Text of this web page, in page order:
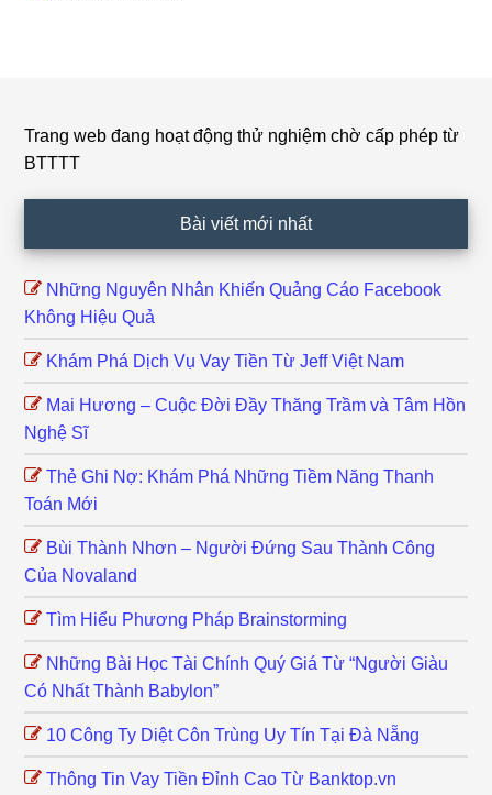
Footer
Trang web đang hoạt động thử nghiệm chờ cấp phép từ
BTTTT
Bài viết mới nhất
Những Nguyên Nhân Khiến Quảng Cáo Facebook
Không Hiệu Quả
Khám Phá Dịch Vụ Vay Tiền Từ Jeff Việt Nam
Mai Hương – Cuộc Đời Đầy Thăng Trầm và Tâm Hồn
Nghệ Sĩ
Thẻ Ghi Nợ: Khám Phá Những Tiềm Năng Thanh
Toán Mới
Bùi Thành Nhơn – Người Đứng Sau Thành Công
Của Novaland
Tìm Hiểu Phương Pháp Brainstorming
Những Bài Học Tài Chính Quý Giá Từ “Người Giàu
Có Nhất Thành Babylon”
10 Công Ty Diệt Côn Trùng Uy Tín Tại Đà Nẵng
Thông Tin Vay Tiền Đỉnh Cao Từ Banktop.vn